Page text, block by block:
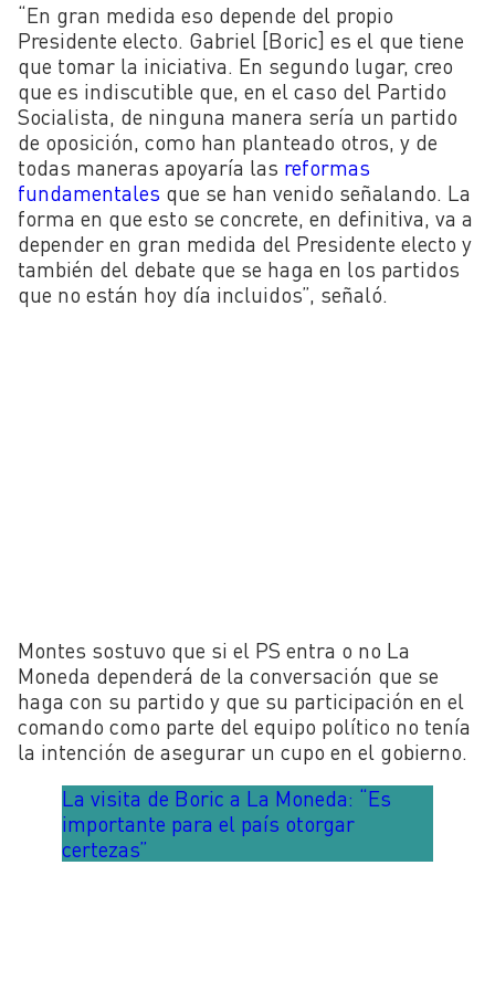
“En gran medida eso depende del propio
Presidente electo. Gabriel [Boric] es el que tiene
que tomar la iniciativa. En segundo lugar, creo
que es indiscutible que, en el caso del Partido
Socialista, de ninguna manera sería un partido
de oposición, como han planteado otros, y de
todas maneras apoyaría las reformas
fundamentales que se han venido señalando. La
forma en que esto se concrete, en definitiva, va a
depender en gran medida del Presidente electo y
también del debate que se haga en los partidos
que no están hoy día incluidos”, señaló.
Montes sostuvo que si el PS entra o no La
Moneda dependerá de la conversación que se
haga con su partido y que su participación en el
comando como parte del equipo político no tenía
la intención de asegurar un cupo en el gobierno.
La visita de Boric a La Moneda: “Es
importante para el país otorgar
certezas”